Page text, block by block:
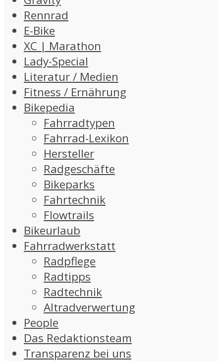
Rennrad
E-Bike
XC | Marathon
Lady-Special
Literatur / Medien
Fitness / Ernährung
Bikepedia
Fahrradtypen
Fahrrad-Lexikon
Hersteller
Radgeschäfte
Bikeparks
Fahrtechnik
Flowtrails
Bikeurlaub
Fahrradwerkstatt
Radpflege
Radtipps
Radtechnik
Altradverwertung
People
Das Redaktionsteam
Transparenz bei uns